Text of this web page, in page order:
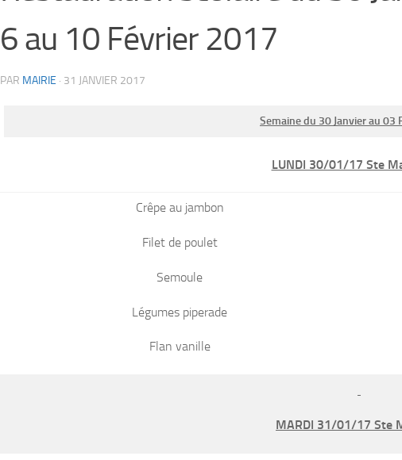
6 au 10 Février 2017
PAR MAIRIE · 31 JANVIER 2017
Semaine du 30 Janvier au 03
LUNDI 30/01/17 Ste
Crêpe au jambon
Filet de poulet
Semoule
Légumes piperade
Flan vanille
MARDI 31/01/17 Ste